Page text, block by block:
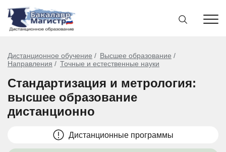
Дистанционное обучение
Высшее образование
Направления
Точные и естественные науки
Стандартизация и метрология:
высшее образование
дистанционно
Дистанционные программы